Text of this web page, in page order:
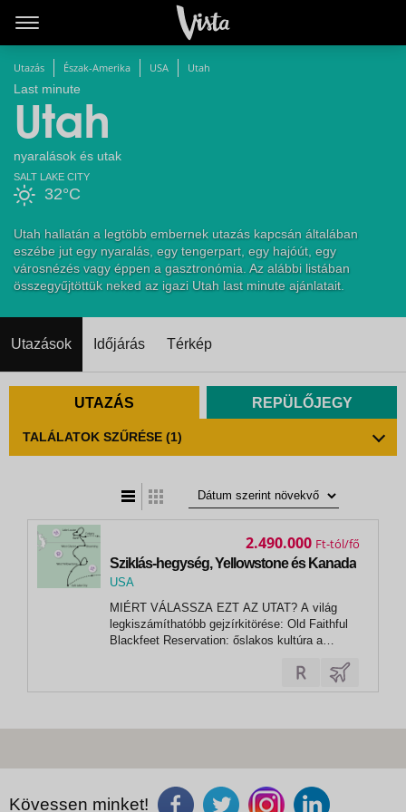
Utazás Észak-Amerika USA Utah
Last minute
Utah
nyaralások és utak
32°C
SALT LAKE CITY
Utah hallatán a legtöbb embernek utazás kapcsán általában
eszébe jut egy nyaralás, egy tengerpart, egy hajóút, egy
városnézés vagy éppen a gasztronómia. Az alábbi listában
összegyűjtöttük neked az igazi Utah last minute ajánlatait.
Utazások Időjárás Térkép
UTAZÁS REPÜLŐJEGY
TALÁLATOK SZŰRÉSE (1)
Sziklás-hegység, Yellowstone és Kanada
USA
, Calgary
MIÉRT VÁLASSZA EZT AZ UTAT? A világ
legkiszámíthatóbb gejzírkitörése: Old Faithful
Blackfeet Reservation: őslakos kultúra a
2.490.000 Ft
Kövessen minket!